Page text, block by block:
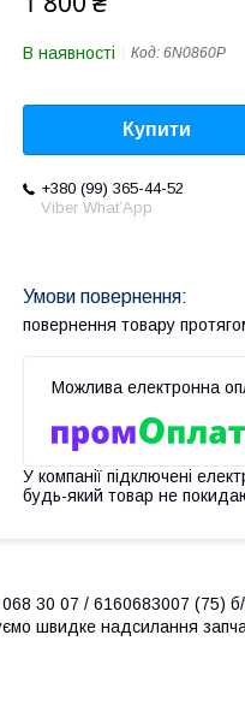
В наявності Код: 6N0860P
Купити
+380 (99) 365-44-52
Viber What’App
повернення товару
У компанії підключені
будь-який товар не
30 07 / 6160683007 (75) б/
швидке надсилання